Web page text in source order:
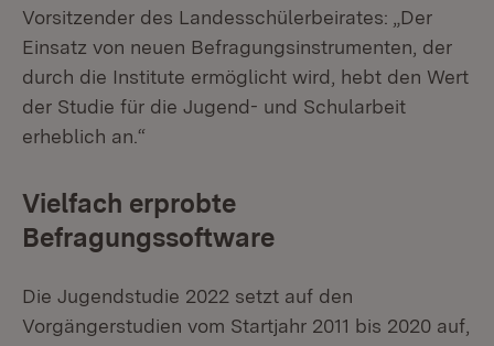
Vorsitzender des Landesschülerbeirates: „Der
Einsatz von neuen Befragungsinstrumenten, der
durch die Institute ermöglicht wird, hebt den Wert
der Studie für die Jugend- und Schularbeit
erheblich an.“
Vielfach erprobte
Befragungssoftware
Die Jugendstudie 2022 setzt auf den
Vorgängerstudien vom Startjahr 2011 bis 2020 auf,